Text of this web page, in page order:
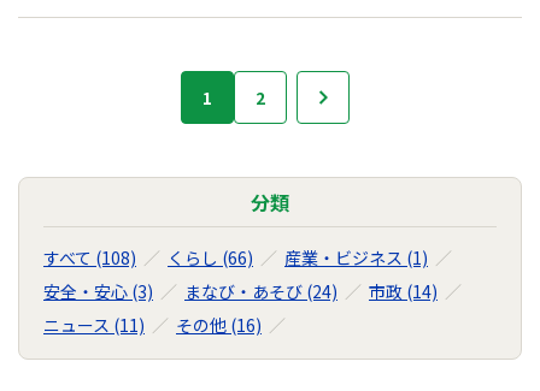
の
ョ
1 2
分類
すべて (108) くらし (66)
産業・ビジネス (1)
安全・安心 (3)
まなび・あそび (24)
市政 (14)
ニュース (11)
その他 (16)